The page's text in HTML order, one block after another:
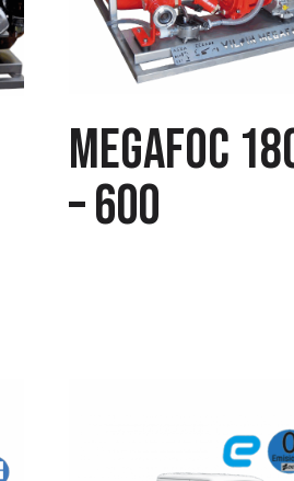
MEGAFOC
– 600